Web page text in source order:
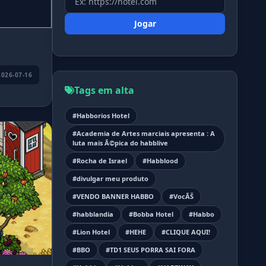
07-16
Jogar
Tags em alta
#Habborios Hotel
#Academia de Artes marciais apresenta : A
luta mais Ã©pica do habblive
#Rocha de Israel
#Habblood
#divulgar meu produto
#VENDO BANNER HABBO
#VocÃŠ
#habblandia
#Bobba Hotel
#Habbo
#Lion Hotel
#HEHE
#CLIQUE AQUI!
#BBO
#TD1 SEUS PORRA SAI FORA